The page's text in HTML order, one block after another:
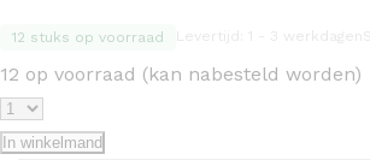
12 stuks op voorraad
12 op voorraad (kan nabesteld worden)
In winkelmand